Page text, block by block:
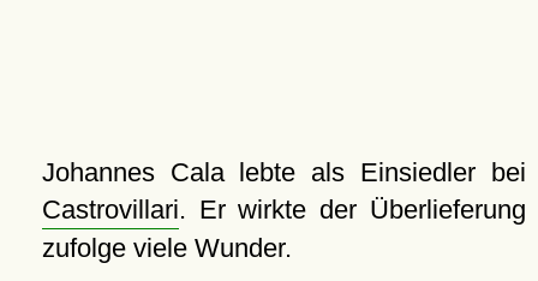
Johannes Cala lebte als Einsiedler bei
Castrovillari. Er wirkte der Überlieferung
zufolge viele Wunder.